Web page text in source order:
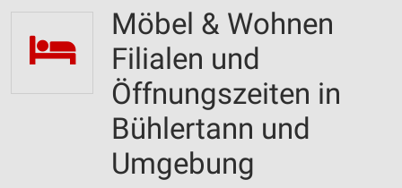
Möbel & Wohnen
Filialen und
Öffnungszeiten in
Bühlertann und
Umgebung